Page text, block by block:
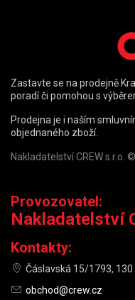
Zastavte se na prodejně
poradí či pomohou s
Prodejna je i naším
objednaného zboží.
Nakladatelství CREW s.r.o.
Provozovatel:
Nakladatelství
Kontakty:
Čáslavská 15/1793, 130
obchod@crew.cz